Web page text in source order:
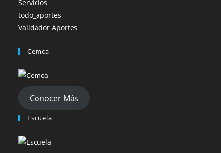
Servicios
todo_aportes
Validador Aportes
Cemca
Conocer Más
Escuela